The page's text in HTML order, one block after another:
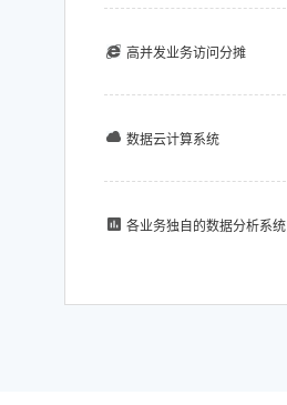
高并发业务访问分摊
数据云计算系统
各业务独自的数据分析系统